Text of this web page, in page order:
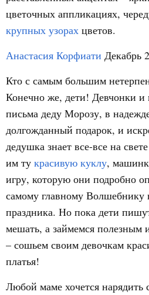
цветочных аппликациях,
крупных узорах цветов.
Анастасия Корфиати Декабрь
Кто с самым большим
Конечно же, дети! Девчонки
письма деду Морозу, в
долгожданный подарок, и
дедушка знает все-все на
им ту красивую куклу,
игру, которую они подробно
самому главному Волшебнику
праздника. Но пока дети
мешать, а займемся полезным
– сошьем своим девочкам
платья!
Любой маме хочется нарядить